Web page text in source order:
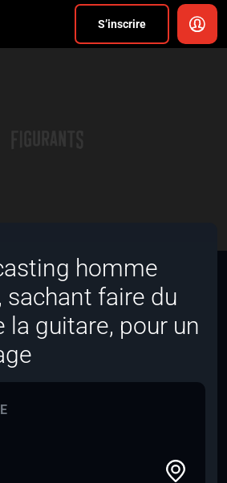
S’inscrire
homme
faire du
la guitare, pour un